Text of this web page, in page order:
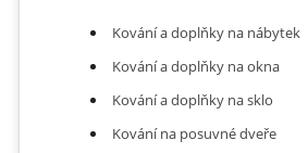
Kování a doplňky na nábytek
Kování a doplňky na okna
Kování a doplňky na sklo
Kování na posuvné dveře